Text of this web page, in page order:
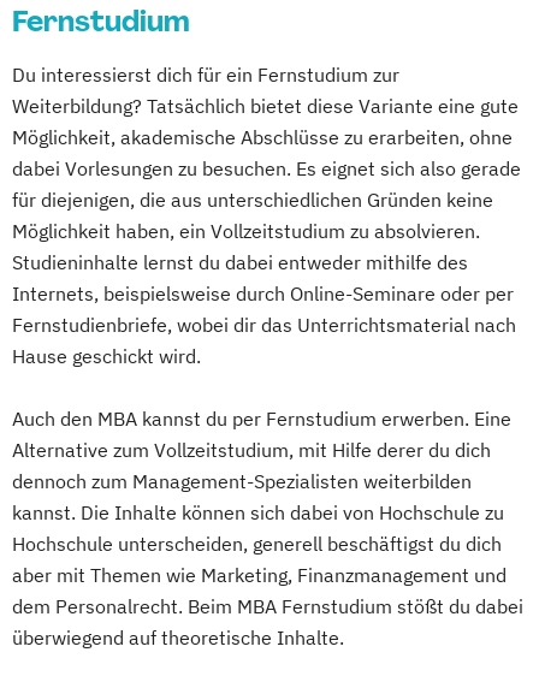
Fernstudium
Du interessierst dich für ein Fernstudium zur
Weiterbildung? Tatsächlich bietet diese Variante eine gute
Möglichkeit, akademische Abschlüsse zu erarbeiten, ohne
dabei Vorlesungen zu besuchen. Es eignet sich also gerade
für diejenigen, die aus unterschiedlichen Gründen keine
Möglichkeit haben, ein Vollzeitstudium zu absolvieren.
Studieninhalte lernst du dabei entweder mithilfe des
Internets, beispielsweise durch Online-Seminare oder per
Fernstudienbriefe, wobei dir das Unterrichtsmaterial nach
Hause geschickt wird.
Auch den MBA kannst du per Fernstudium erwerben. Eine
Alternative zum Vollzeitstudium, mit Hilfe derer du dich
dennoch zum Management-Spezialisten weiterbilden
kannst. Die Inhalte können sich dabei von Hochschule zu
Hochschule unterscheiden, generell beschäftigst du dich
aber mit Themen wie Marketing, Finanzmanagement und
dem Personalrecht. Beim MBA Fernstudium stößt du dabei
überwiegend auf theoretische Inhalte.